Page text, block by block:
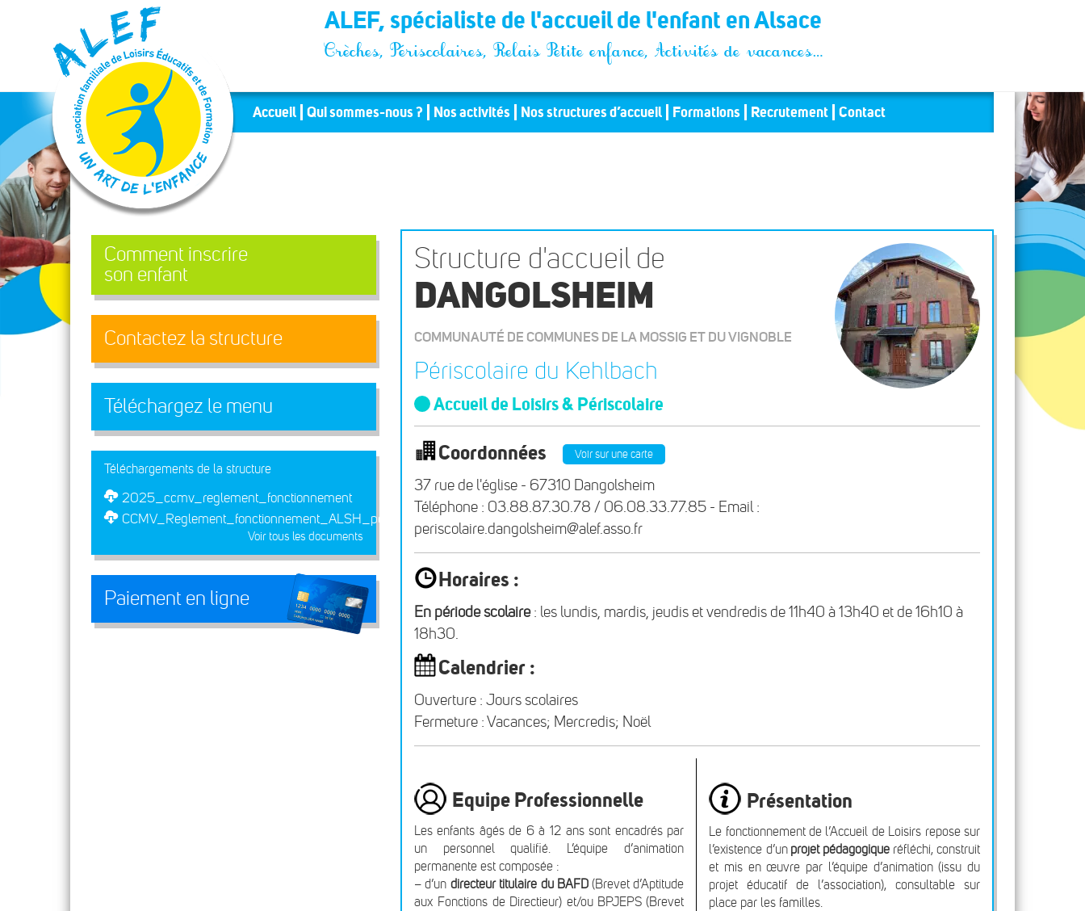
Panneau de gestion des cookies ALEF, spécialiste de l'accueil de l'enfant en Alsace
Crèches, Périscolaires, Relais Petite enfance, Activités de vacances…
Accueil Qui sommes-nous ? Nos activités Nos structures d’accueil Formations Recrutement Contact
Comment inscrire
son enfant
Contactez la structure
Téléchargez le menu
Téléchargements de la structure
2025_ccmv_reglement_fonctionnement
CCMV_Reglement_fonctionnement_ALSH_perisco_2026.2027
Voir tous les documents
Paiement en ligne
Structure d'accueil de
DANGOLSHEIM
COMMUNAUTÉ DE COMMUNES DE LA MOSSIG ET DU VIGNOBLE
Périscolaire du Kehlbach
Accueil de Loisirs & Périscolaire
Coordonnées Voir sur une carte
37 rue de l'église - 67310 Dangolsheim
Téléphone : 03.88.87.30.78 / 06.08.33.77.85 - Email :
periscolaire.dangolsheim@alef.asso.fr
Horaires :
En période scolaire: les lundis, mardis, jeudis et vendredis de 11h40 à 13h40 et de 16h10 à
18h30.
Calendrier :
Ouverture : Jours scolaires
Fermeture : Vacances; Mercredis; Noël
Equipe Professionnelle
Les enfants âgés de 6 à 12 ans sont encadrés par
un personnel qualifié. L’équipe d’animation
permanente est composée :
– d’un directeur titulaire du BAFD (Brevet d’Aptitude
aux Fonctions de Directieur) et/ou BPJEPS (Brevet
Présentation
Le fonctionnement de l’Accueil de Loisirs repose sur
l’existence d’un projet pédagogique réfléchi, construit
et mis en œuvre par l’équipe d’animation (issu du
projet éducatif de l’association), consultable sur
place par les familles.